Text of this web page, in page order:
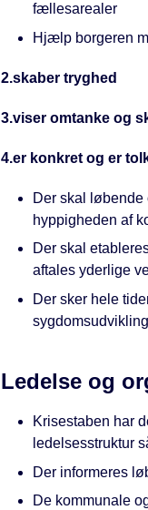
fællesarealer
Hjælp borgeren
2.skaber tryghed
3.viser omtanke og
4.er konkret og er
Der skal løbende
hyppigheden af
Der skal
aftales yderlige
Der sker hele
Ledelse og
Krisestaben har
ledelsesstruktur
Der informeres
De kommunale